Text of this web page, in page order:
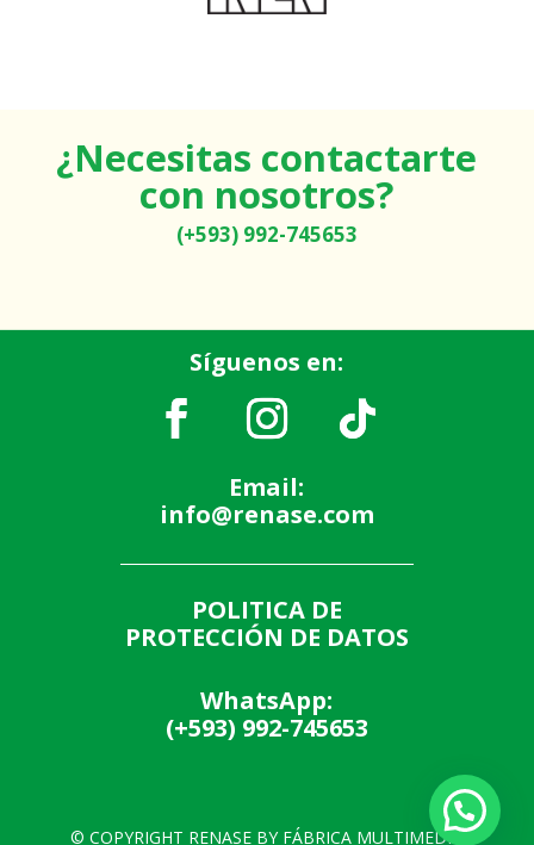
¿Necesitas contactarte
con nosotros?
(+593) 992-745653
Síguenos en:
Email:
info@renase.com
POLITICA DE
PROTECCIÓN DE DATOS
WhatsApp:
(+593) 992-745653
© COPYRIGHT RENASE BY FÁBRICA MULTIMEDIA